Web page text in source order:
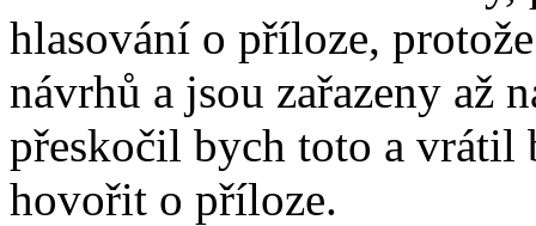
hlasování o příloze,
návrhů a jsou zařazeny až
přeskočil bych toto a vrátil
hovořit o příloze.